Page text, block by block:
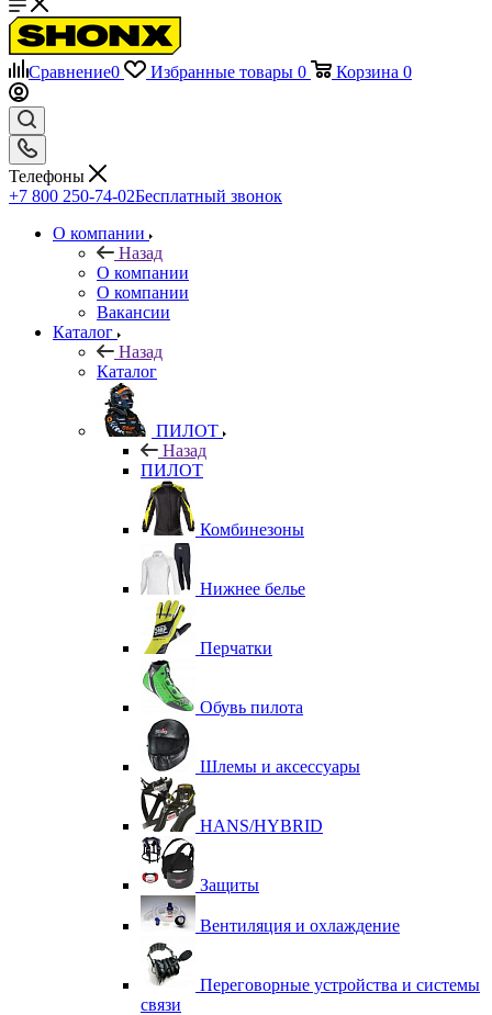
Сравнение0 Избранные товары 0 Корзина 0
Телефоны
+7 800 250-74-02Бесплатный звонок
О компании
Назад
О компании
О компании
Вакансии
Каталог
Назад
Каталог
ПИЛОТ
Назад
ПИЛОТ
Комбинезоны
Нижнее белье
Перчатки
Обувь пилота
Шлемы и аксессуары
HANS/HYBRID
Защиты
Вентиляция и охлаждение
Переговорные устройства и системы
связи